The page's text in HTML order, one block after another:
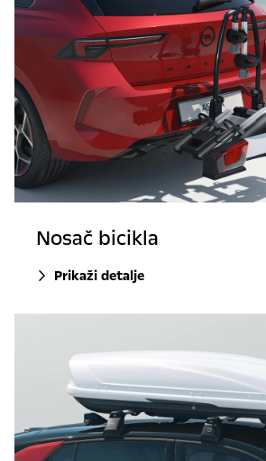
Nosač bicikla
Prikaži detalje